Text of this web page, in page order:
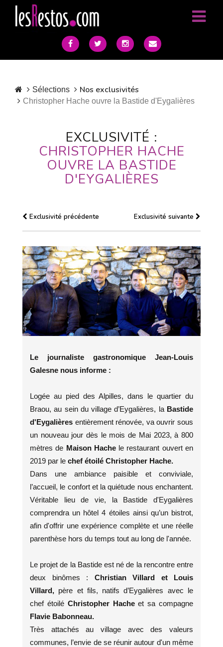
Sélections Nos exclusivités
Christopher Hache ouvre la Bastide d'Eygalières
EXCLUSIVITÉ :
CHRISTOPHER HACHE
OUVRE LA BASTIDE
D'EYGALIÈRES
Exclusivité précédente Exclusivité suivante
Le journaliste gastronomique Jean-Louis
Galesne nous informe :
Logée au pied des Alpilles, dans le quartier du
Braou, au sein du village d’Eygalières, la Bastide
d'Eygalières entièrement rénovée, va ouvrir sous
un nouveau jour dès le mois de Mai 2023, à 800
mètres de Maison Hachele restaurant ouvert en
2019 par le chef étoilé Christopher Hache.
Dans une ambiance paisible et conviviale,
l’accueil, le confort et la quiétude nous enchantent.
Véritable lieu de vie, la Bastide d'Eygalières
comprendra un hôtel 4 étoiles ainsi qu’un bistrot,
afin d'offrir une expérience complète et une réelle
parenthèse hors du temps tout au long de l'année.
Le projet de la Bastide est né de la rencontre entre
deux binômes : Christian Villard et Louis
Villard, père et fils, natifs d’Eygalières avec le
chef étoilé Christopher Hacheet sa compagne
Flavie Babonneau.
Très attachés au village avec des valeurs
communes, l’envie de se réunir autour d'un même